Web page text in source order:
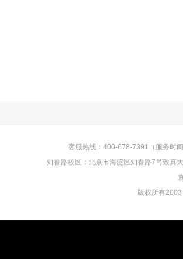
客服热线：400-678-7391（服务时
知春路校区：北京市海淀区知春路7号致
版权所有